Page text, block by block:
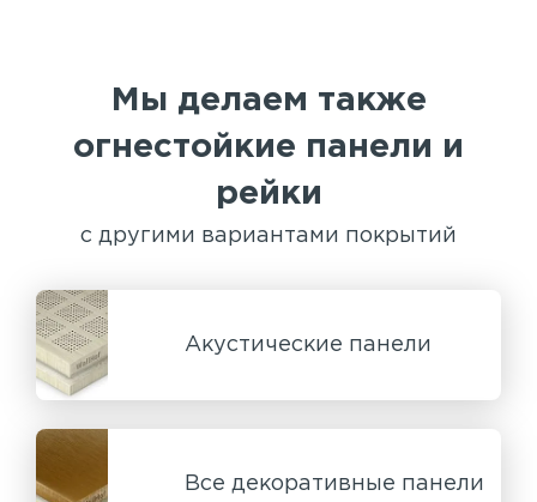
Мы делаем также
огнестойкие панели и
рейки
с другими вариантами покрытий
Акустические панели
Все декоративные панели